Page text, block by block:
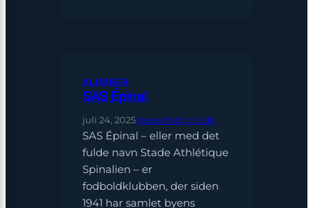
KLUBBER
SAS Épinal
juli 24, 2025Franskfodbold.dk
SAS Épinal – eller med det
fulde navn Stade Athlétique
Spinalien – er
fodboldklubben, der siden
1941 har samlet byens